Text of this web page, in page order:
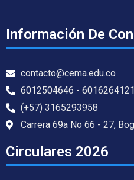
Información De
contacto@cema.edu.co
6012504646 - 6016264121
(+57) 3165293958
Carrera 69a No 66 - 27,
Circulares 2026